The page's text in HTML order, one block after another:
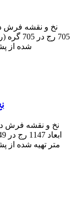
شده از
متر تهیه شده از